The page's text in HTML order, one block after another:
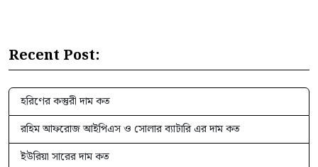
Recent Post:
হরিণের কস্তুরী দাম কত
রহিম আফরোজ আইপিএস ও সোলার ব্যাটারি এর দাম কত
ইউরিয়া সারের দাম কত